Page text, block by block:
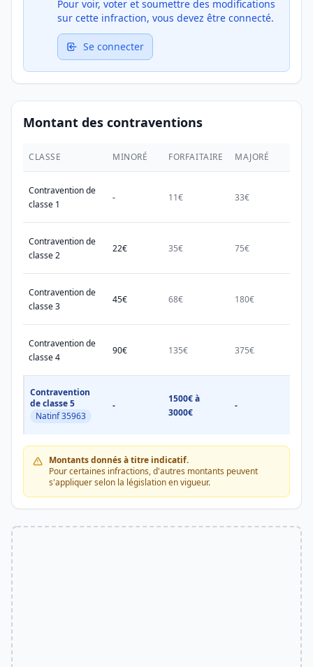
Pour voir, voter et soumettre des modifications
sur cette infraction, vous devez être connecté.
Se connecter
Montant des contraventions
CLASSE MINORÉ FORFAITAIRE MAJORÉ
Contravention de
classe 1
- 11€ 33€
Contravention de
classe 2
22€ 35€ 75€
Contravention de
classe 3
45€ 68€ 180€
Contravention de
classe 4
90€ 135€ 375€
Contravention
de classe 5
Natinf 35963
-
1500€ à
3000€
-
Montants donnés à titre indicatif.
Pour certaines infractions, d'autres montants peuvent
s'appliquer selon la législation en vigueur.